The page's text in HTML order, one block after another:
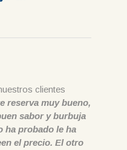
clientes
reserva muy bueno,
sabor y burbuja
ha probado le ha
el precio. El otro